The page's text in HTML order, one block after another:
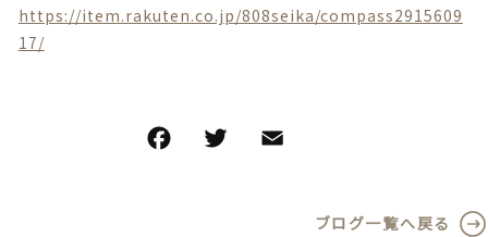
https://item.rakuten.co.jp/808seika/compass2915609
17/
ai
ブログ一覧へ戻る